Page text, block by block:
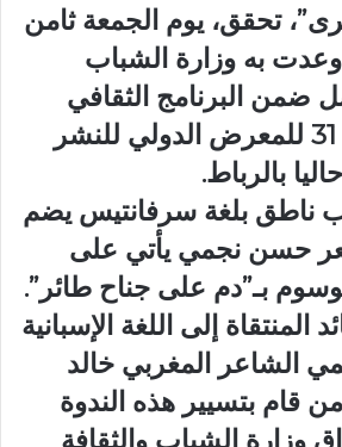
تحقق، يوم الجمعة ثامن
به وزارة الشباب
ضمن البرنامج الثقافي
الخاص بالنسخة 31 للمعرض الدولي للنشر
بالرباط.
ناطق بلغة سرفانتيس يضم
حسن نجمي يأتي على
بـ”دم على جناح طائر”.
إلى اللغة الإسبانية
الشاعر المغربي خالد
قام بتسيير هذه الندوة
وزارة الشباب والثقافة